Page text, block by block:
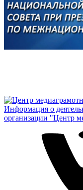
Информация о
организации "Центр